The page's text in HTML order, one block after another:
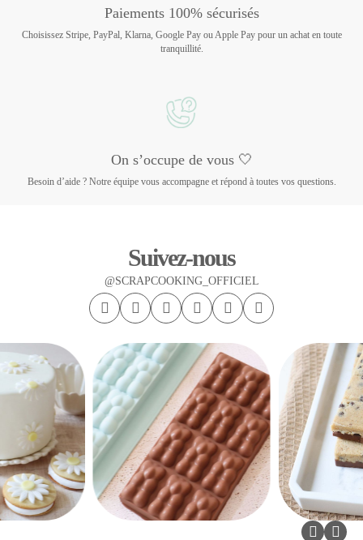
Paiements 100% sécurisés
Choisissez Stripe, PayPal, Klarna, Google Pay ou Apple Pay pour un achat en toute
tranquillité.
On s’occupe de vous 🤍
Besoin d’aide ? Notre équipe vous accompagne et répond à toutes vos questions.
Suivez-nous
@SCRAPCOOKING_OFFICIEL